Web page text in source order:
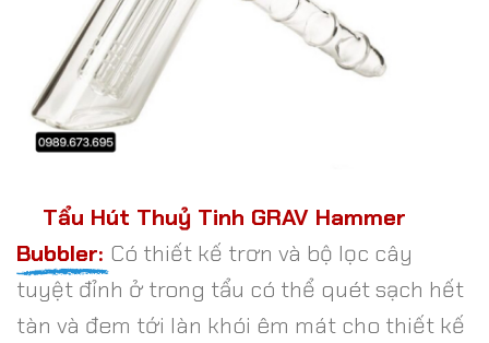
Tẩu Hút Thuỷ Tinh GRAV Hammer
Bubbler: Có thiết kế trơn và bộ lọc cây
tuyệt đỉnh ở trong tẩu có thể quét sạch hết
tàn và đem tới làn khói êm mát cho thiết kế